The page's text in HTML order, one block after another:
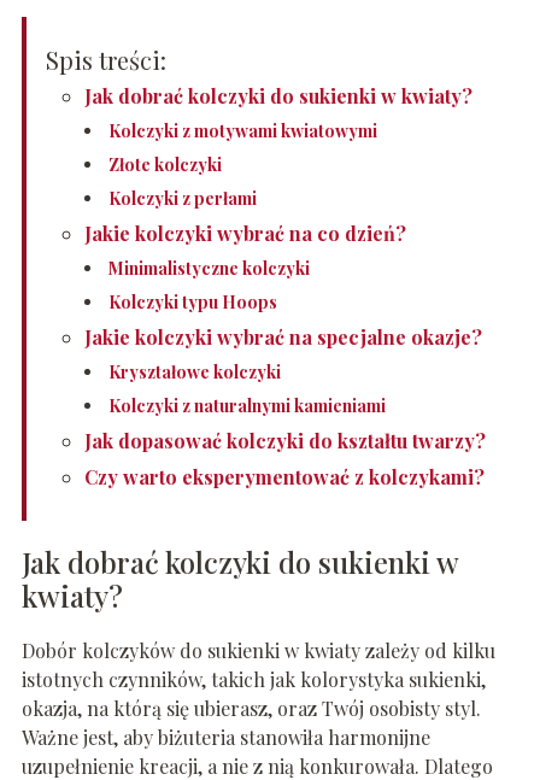
Spis treści:
Jak dobrać kolczyki do sukienki w kwiaty?
Kolczyki z motywami kwiatowymi
Złote kolczyki
Kolczyki z perłami
Jakie kolczyki wybrać na co dzień?
Minimalistyczne kolczyki
Kolczyki typu Hoops
Jakie kolczyki wybrać na specjalne okazje?
Kryształowe kolczyki
Kolczyki z naturalnymi kamieniami
Jak dopasować kolczyki do kształtu twarzy?
Czy warto eksperymentować z kolczykami?
Jak dobrać kolczyki do sukienki w
kwiaty?
Dobór kolczyków do sukienki w kwiaty zależy od kilku
istotnych czynników, takich jak kolorystyka sukienki,
okazja, na którą się ubierasz, oraz Twój osobisty styl.
Ważne jest, aby biżuteria stanowiła harmonijne
uzupełnienie kreacji, a nie z nią konkurowała. Dlatego